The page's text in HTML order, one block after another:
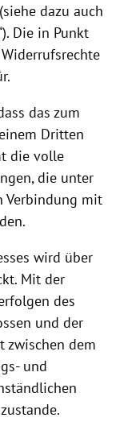
dazu auch
Die in Punkt
das zum
Dritten
die volle
die unter
Verbindung mit
wird über
Mit der
des
und der
zwischen dem
und